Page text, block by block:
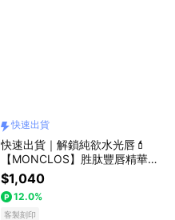
快速出貨
快速出貨｜解鎖純欲水光唇💄
【MONCLOS】胜肽豐唇精華
(含客製拼字掛飾)+品牌絲質髮圈
贈品牌精美禮盒 送完為止 LINE
禮物獨家首賣
$1,040
12.0%
客製刻印